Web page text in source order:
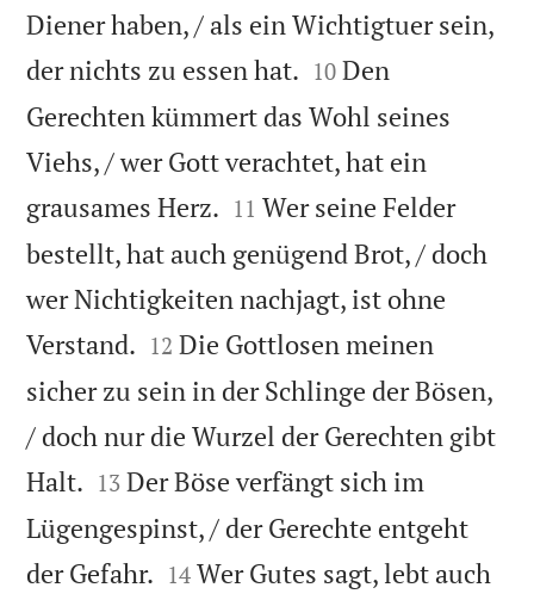
Diener haben, / als ein Wichtigtuer sein,
der nichts zu essen hat. 

10 Den
Gerechten kümmert das Wohl seines
Viehs, / wer Gott verachtet, hat ein
grausames Herz. 

11 Wer seine Felder
bestellt, hat auch genügend Brot, / doch
wer Nichtigkeiten nachjagt, ist ohne
Verstand. 

12 Die Gottlosen meinen
sicher zu sein in der Schlinge der Bösen,
/ doch nur die Wurzel der Gerechten gibt
Halt. 

13 Der Böse verfängt sich im
Lügengespinst, / der Gerechte entgeht
der Gefahr. 

14 Wer Gutes sagt, lebt auch